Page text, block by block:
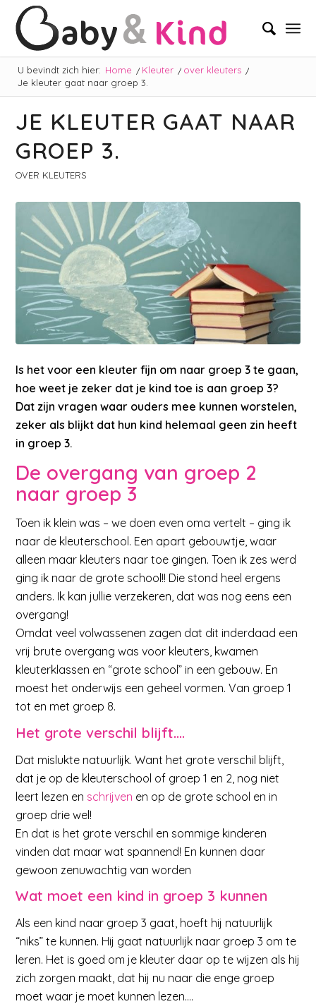
U bevindt zich hier: Home / Kleuter / over kleuters /
Je kleuter gaat naar groep 3.
JE KLEUTER GAAT NAAR
GROEP 3.
OVER KLEUTERS
Is het voor een kleuter fijn om naar groep 3 te gaan,
hoe weet je zeker dat je kind toe is aan groep 3?
Dat zijn vragen waar ouders mee kunnen worstelen,
zeker als blijkt dat hun kind helemaal geen zin heeft
in groep 3.
De overgang van groep 2
naar groep 3
Toen ik klein was – we doen even oma vertelt – ging ik
naar de kleuterschool. Een apart gebouwtje, waar
alleen maar kleuters naar toe gingen. Toen ik zes werd
ging ik naar de grote school!! Die stond heel ergens
anders. Ik kan jullie verzekeren, dat was nog eens een
overgang!
Omdat veel volwassenen zagen dat dit inderdaad een
vrij brute overgang was voor kleuters, kwamen
kleuterklassen en “grote school” in een gebouw. En
moest het onderwijs een geheel vormen. Van groep 1
tot en met groep 8.
Het grote verschil blijft….
Dat mislukte natuurlijk. Want het grote verschil blijft,
dat je op de kleuterschool of groep 1 en 2, nog niet
leert lezen en schrijven en op de grote school en in
groep drie wel!
En dat is het grote verschil en sommige kinderen
vinden dat maar wat spannend! En kunnen daar
gewoon zenuwachtig van worden
Wat moet een kind in groep 3 kunnen
Als een kind naar groep 3 gaat, hoeft hij natuurlijk
“niks” te kunnen. Hij gaat natuurlijk naar groep 3 om te
leren. Het is goed om je kleuter daar op te wijzen als hij
zich zorgen maakt, dat hij nu naar die enge groep
moet waar je moet kunnen lezen….